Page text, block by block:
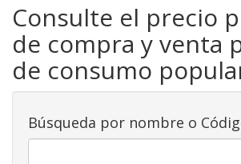
Consulte el precio
de compra y venta
de consumo
Búsqueda por nombre o